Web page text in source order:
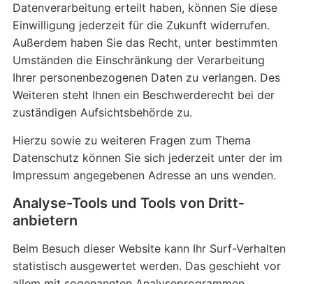
Datenverarbeitung erteilt haben, können Sie diese
Einwilligung jederzeit für die Zukunft widerrufen.
Außerdem haben Sie das Recht, unter bestimmten
Umständen die Einschränkung der Verarbeitung
Ihrer personenbezogenen Daten zu verlangen. Des
Weiteren steht Ihnen ein Beschwerderecht bei der
zuständigen Aufsichtsbehörde zu.
Hierzu sowie zu weiteren Fragen zum Thema
Datenschutz können Sie sich jederzeit unter der im
Impressum angegebenen Adresse an uns wenden.
Analyse-Tools und Tools von Dritt­
anbietern
Beim Besuch dieser Website kann Ihr Surf-Verhalten
statistisch ausgewertet werden. Das geschieht vor